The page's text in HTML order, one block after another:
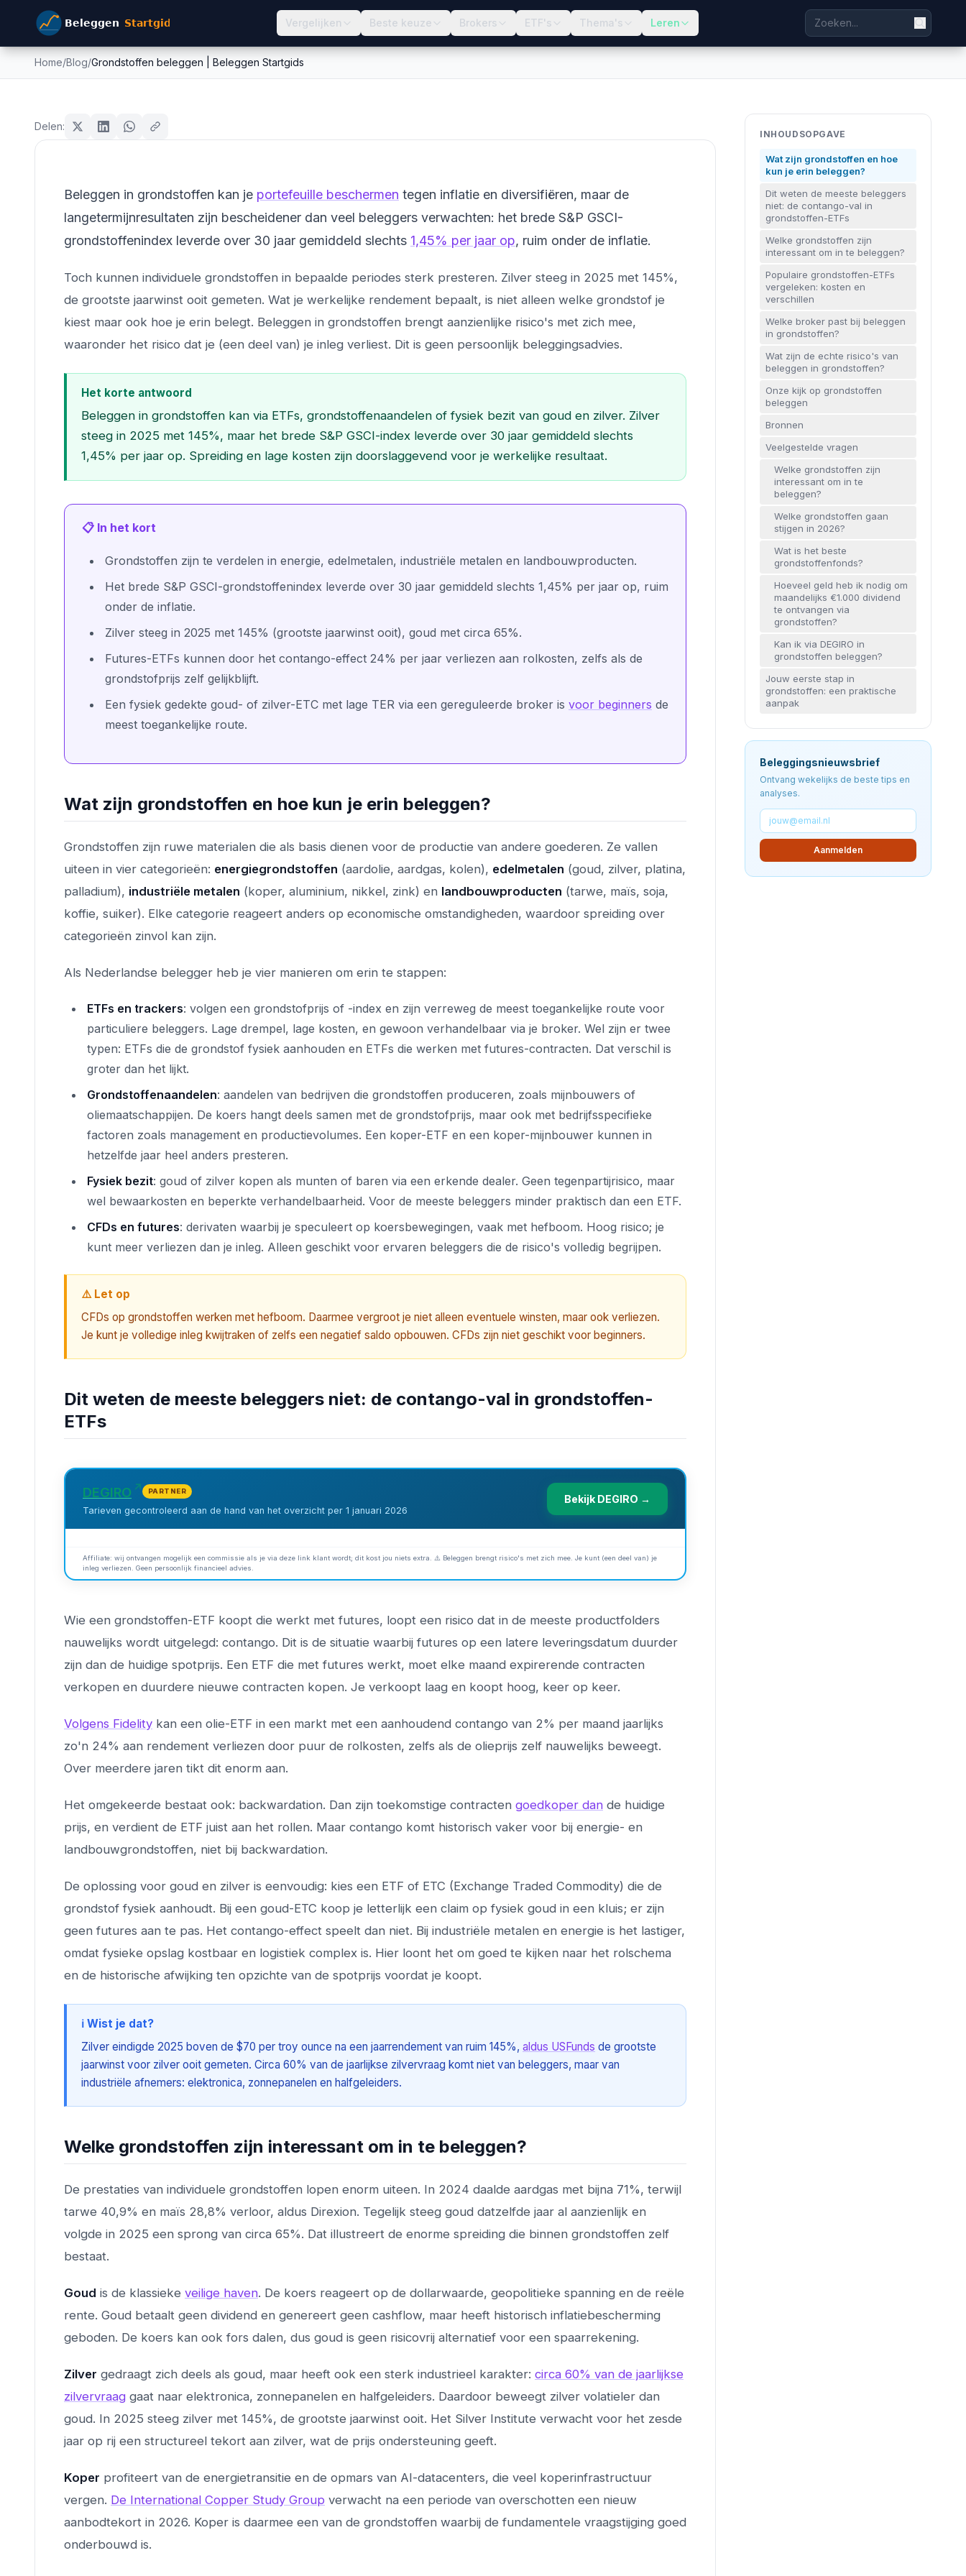
Vergelijken Beste keuze Brokers ETF's Thema's Leren
Home/Blog/Grondstoffen beleggen | Beleggen Startgids
Mike Schonewille
26 februari 202612min leestijdBijgewerkt:26 juni 2026
Delen:
Beleggen in grondstoffen kan je portefeuille beschermen tegen inflatie en diversifiëren, maar de
langetermijnresultaten zijn bescheidener dan veel beleggers verwachten: het brede S&P GSCI-
grondstoffenindex leverde over 30 jaar gemiddeld slechts 1,45% per jaar op, ruim onder de inflatie.
Toch kunnen individuele grondstoffen in bepaalde periodes sterk presteren. Zilver steeg in 2025 met 145%,
de grootste jaarwinst ooit gemeten. Wat je werkelijke rendement bepaalt, is niet alleen welke grondstof je
kiest maar ook hoe je erin belegt. Beleggen in grondstoffen brengt aanzienlijke risico's met zich mee,
waaronder het risico dat je (een deel van) je inleg verliest. Dit is geen persoonlijk beleggingsadvies.
Het korte antwoord
Beleggen in grondstoffen kan via ETFs, grondstoffenaandelen of fysiek bezit van goud en zilver. Zilver
steeg in 2025 met 145%, maar het brede S&P GSCI-index leverde over 30 jaar gemiddeld slechts
1,45% per jaar op. Spreiding en lage kosten zijn doorslaggevend voor je werkelijke resultaat.
📋 In het kort
Grondstoffen zijn te verdelen in energie, edelmetalen, industriële metalen en landbouwproducten.
Het brede S&P GSCI-grondstoffenindex leverde over 30 jaar gemiddeld slechts 1,45% per jaar op, ruim
onder de inflatie.
Zilver steeg in 2025 met 145% (grootste jaarwinst ooit), goud met circa 65%.
Futures-ETFs kunnen door het contango-effect 24% per jaar verliezen aan rolkosten, zelfs als de
grondstofprijs zelf gelijkblijft.
Een fysiek gedekte goud- of zilver-ETC met lage TER via een gereguleerde broker is voor beginners de
meest toegankelijke route.
Wat zijn grondstoffen en hoe kun je erin beleggen?
Grondstoffen zijn ruwe materialen die als basis dienen voor de productie van andere goederen. Ze vallen
uiteen in vier categorieën: energiegrondstoffen (aardolie, aardgas, kolen), edelmetalen (goud, zilver, platina,
palladium), industriële metalen (koper, aluminium, nikkel, zink) en landbouwproducten (tarwe, maïs, soja,
koffie, suiker). Elke categorie reageert anders op economische omstandigheden, waardoor spreiding over
categorieën zinvol kan zijn.
Als Nederlandse belegger heb je vier manieren om erin te stappen:
ETFs en trackers: volgen een grondstofprijs of -index en zijn verreweg de meest toegankelijke route voor
particuliere beleggers. Lage drempel, lage kosten, en gewoon verhandelbaar via je broker. Wel zijn er twee
typen: ETFs die de grondstof fysiek aanhouden en ETFs die werken met futures-contracten. Dat verschil is
groter dan het lijkt.
Grondstoffenaandelen: aandelen van bedrijven die grondstoffen produceren, zoals mijnbouwers of
oliemaatschappijen. De koers hangt deels samen met de grondstofprijs, maar ook met bedrijfsspecifieke
factoren zoals management en productievolumes. Een koper-ETF en een koper-mijnbouwer kunnen in
hetzelfde jaar heel anders presteren.
Fysiek bezit: goud of zilver kopen als munten of baren via een erkende dealer. Geen tegenpartijrisico, maar
wel bewaarkosten en beperkte verhandelbaarheid. Voor de meeste beleggers minder praktisch dan een ETF.
CFDs en futures: derivaten waarbij je speculeert op koersbewegingen, vaak met hefboom. Hoog risico; je
kunt meer verliezen dan je inleg. Alleen geschikt voor ervaren beleggers die de risico's volledig begrijpen.
⚠️ Let op
CFDs op grondstoffen werken met hefboom. Daarmee vergroot je niet alleen eventuele winsten, maar ook verliezen.
Je kunt je volledige inleg kwijtraken of zelfs een negatief saldo opbouwen. CFDs zijn niet geschikt voor beginners.
Dit weten de meeste beleggers niet: de contango-val in grondstoffen-
ETFs
DEGIRO PARTNER
Tarieven gecontroleerd aan de hand van het overzicht per 1 januari 2026
Bekijk DEGIRO →
Affiliate: wij ontvangen mogelijk een commissie als je via deze link klant wordt; dit kost jou niets extra. ⚠️ Beleggen brengt risico's met zich mee. Je kunt (een deel van) je
inleg verliezen. Geen persoonlijk financieel advies.
Wie een grondstoffen-ETF koopt die werkt met futures, loopt een risico dat in de meeste productfolders
nauwelijks wordt uitgelegd: contango. Dit is de situatie waarbij futures op een latere leveringsdatum duurder
zijn dan de huidige spotprijs. Een ETF die met futures werkt, moet elke maand expirerende contracten
verkopen en duurdere nieuwe contracten kopen. Je verkoopt laag en koopt hoog, keer op keer.
Volgens Fidelity kan een olie-ETF in een markt met een aanhoudend contango van 2% per maand jaarlijks
zo'n 24% aan rendement verliezen door puur de rolkosten, zelfs als de olieprijs zelf nauwelijks beweegt.
Over meerdere jaren tikt dit enorm aan.
Het omgekeerde bestaat ook: backwardation. Dan zijn toekomstige contracten goedkoper dan de huidige
prijs, en verdient de ETF juist aan het rollen. Maar contango komt historisch vaker voor bij energie- en
landbouwgrondstoffen, niet bij backwardation.
De oplossing voor goud en zilver is eenvoudig: kies een ETF of ETC (Exchange Traded Commodity) die de
grondstof fysiek aanhoudt. Bij een goud-ETC koop je letterlijk een claim op fysiek goud in een kluis; er zijn
geen futures aan te pas. Het contango-effect speelt dan niet. Bij industriële metalen en energie is het lastiger,
omdat fysieke opslag kostbaar en logistiek complex is. Hier loont het om goed te kijken naar het rolschema
en de historische afwijking ten opzichte van de spotprijs voordat je koopt.
ℹ️ Wist je dat?
Zilver eindigde 2025 boven de $70 per troy ounce na een jaarrendement van ruim 145%, aldus USFunds de grootste
jaarwinst voor zilver ooit gemeten. Circa 60% van de jaarlijkse zilvervraag komt niet van beleggers, maar van
industriële afnemers: elektronica, zonnepanelen en halfgeleiders.
Welke grondstoffen zijn interessant om in te beleggen?
De prestaties van individuele grondstoffen lopen enorm uiteen. In 2024 daalde aardgas met bijna 71%, terwijl
tarwe 40,9% en maïs 28,8% verloor, aldus Direxion. Tegelijk steeg goud datzelfde jaar al aanzienlijk en
volgde in 2025 een sprong van circa 65%. Dat illustreert de enorme spreiding die binnen grondstoffen zelf
bestaat.
Goud is de klassieke veilige haven. De koers reageert op de dollarwaarde, geopolitieke spanning en de reële
rente. Goud betaalt geen dividend en genereert geen cashflow, maar heeft historisch inflatiebescherming
geboden. De koers kan ook fors dalen, dus goud is geen risicovrij alternatief voor een spaarrekening.
Zilver gedraagt zich deels als goud, maar heeft ook een sterk industrieel karakter: circa 60% van de jaarlijkse
zilvervraag gaat naar elektronica, zonnepanelen en halfgeleiders. Daardoor beweegt zilver volatieler dan
goud. In 2025 steeg zilver met 145%, de grootste jaarwinst ooit. Het Silver Institute verwacht voor het zesde
jaar op rij een structureel tekort aan zilver, wat de prijs ondersteuning geeft.
Koper profiteert van de energietransitie en de opmars van AI-datacenters, die veel koperinfrastructuur
vergen. De International Copper Study Group verwacht na een periode van overschotten een nieuw
aanbodtekort in 2026. Koper is daarmee een van de grondstoffen waarbij de fundamentele vraagstijging goed
onderbouwd is.
INHOUDSOPGAVE
Wat zijn grondstoffen en hoe
kun je erin beleggen?
Dit weten de meeste beleggers
niet: de contango-val in
grondstoffen-ETFs
Welke grondstoffen zijn
interessant om in te beleggen?
Populaire grondstoffen-ETFs
vergeleken: kosten en
verschillen
Welke broker past bij beleggen
in grondstoffen?
Wat zijn de echte risico's van
beleggen in grondstoffen?
Onze kijk op grondstoffen
beleggen
Bronnen
Veelgestelde vragen
Welke grondstoffen zijn
interessant om in te
beleggen?
Welke grondstoffen gaan
stijgen in 2026?
Wat is het beste
grondstoffenfonds?
Hoeveel geld heb ik nodig om
maandelijks €1.000 dividend
te ontvangen via
grondstoffen?
Kan ik via DEGIRO in
grondstoffen beleggen?
Jouw eerste stap in
grondstoffen: een praktische
aanpak
Beleggingsnieuwsbrief
Ontvang wekelijks de beste tips en
analyses.
Aanmelden